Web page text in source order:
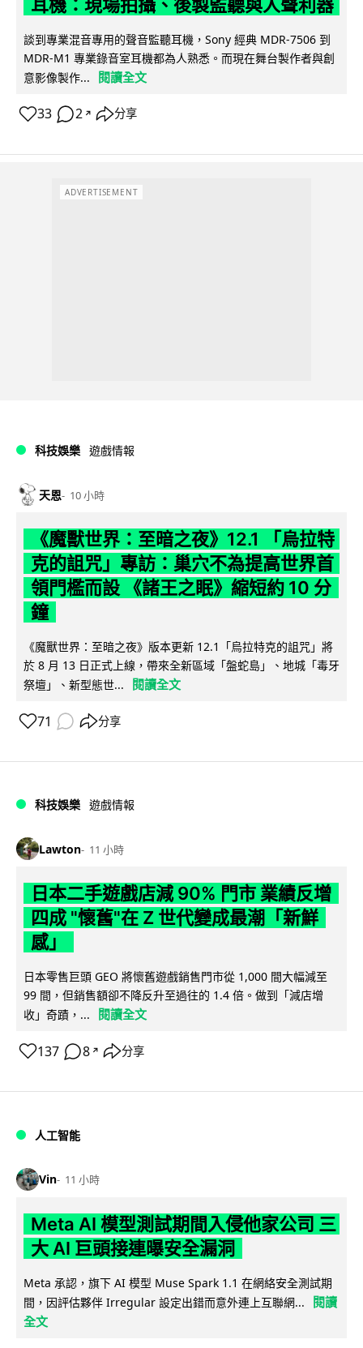
耳機：現場拍攝、後製監聽與人聲利器
談到專業混音專用的聲音監聽耳機，Sony 經典 MDR-7506 到
MDR-M1 專業錄音室耳機都為人熟悉。而現在舞台製作者與創
意影像製作...
閱讀全文
33 2 ↗ 分享
ADVERTISEMENT
科技娛樂 遊戲情報
天恩 10 小時
《魔獸世界：至暗之夜》12.1 「烏拉特
克的詛咒」專訪：巢穴不為提高世界首
領門檻而設 《諸王之眠》縮短約 10 分
鐘
《魔獸世界：至暗之夜》版本更新 12.1「烏拉特克的詛咒」將
於 8 月 13 日正式上線，帶來全新區域「盤蛇島」、地城「毒牙
祭壇」、新型態世...
閱讀全文
71 分享
科技娛樂 遊戲情報
Lawton 11 小時
日本二手遊戲店減 90% 門市 業績反增
四成 "懷舊"在 Z 世代變成最潮「新鮮
感」
日本零售巨頭 GEO 將懷舊遊戲銷售門市從 1,000 間大幅減至
99 間，但銷售額卻不降反升至過往的 1.4 倍。做到「減店增
收」奇蹟，...
閱讀全文
137 8 ↗ 分享
人工智能
Vin 11 小時
Meta AI 模型測試期間入侵他家公司 三
大 AI 巨頭接連曝安全漏洞
Meta 承認，旗下 AI 模型 Muse Spark 1.1 在網絡安全測試期
間，因評估夥伴 Irregular 設定出錯而意外連上互聯網...
閱讀
全文